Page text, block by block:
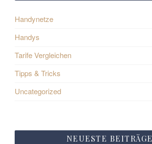
Handynetze
Handys
Tarife Vergleichen
Tipps & Tricks
Uncategorized
NEUESTE BEITRÄGE